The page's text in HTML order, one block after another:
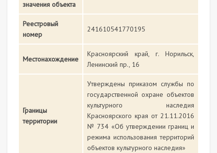
значения объекта
Реестровый
номер
241610541770195
Местонахождение
Красноярский край, г. Норильск,
Ленинский пр., 16
Границы
территории
Утверждены приказом службы по
государственной охране объектов
культурного наследия
Красноярского края от 21.11.2016
№ 734 «Об утверждении границ и
режима использования территорий
объектов культурного наследия»